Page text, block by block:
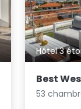
Hôtel 3
Best
53